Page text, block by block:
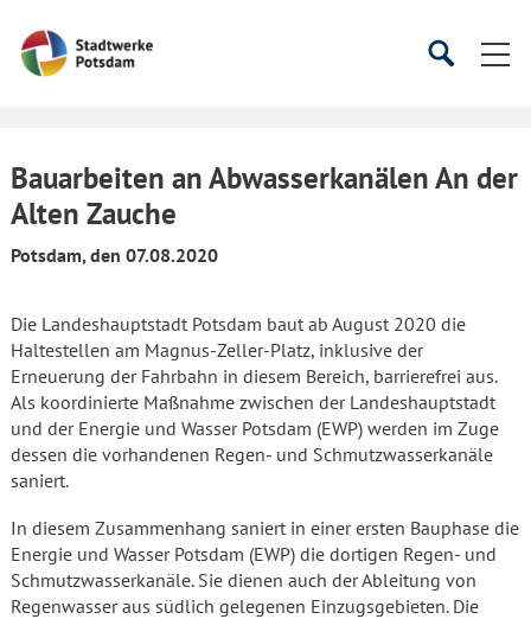
Startseite
SucheSuche
Bauarbeiten an Abwasserkanälen An der
Alten Zauche
Potsdam, den 07.08.2020
Die Landeshauptstadt Potsdam baut ab August 2020 die
Haltestellen am Magnus-Zeller-Platz, inklusive der
Erneuerung der Fahrbahn in diesem Bereich, barrierefrei aus.
Als koordinierte Maßnahme zwischen der Landeshauptstadt
und der Energie und Wasser Potsdam (EWP) werden im Zuge
dessen die vorhandenen Regen- und Schmutzwasserkanäle
saniert.
In diesem Zusammenhang saniert in einer ersten Bauphase die
Energie und Wasser Potsdam (EWP) die dortigen Regen- und
Schmutzwasserkanäle. Sie dienen auch der Ableitung von
Regenwasser aus südlich gelegenen Einzugsgebieten. Die